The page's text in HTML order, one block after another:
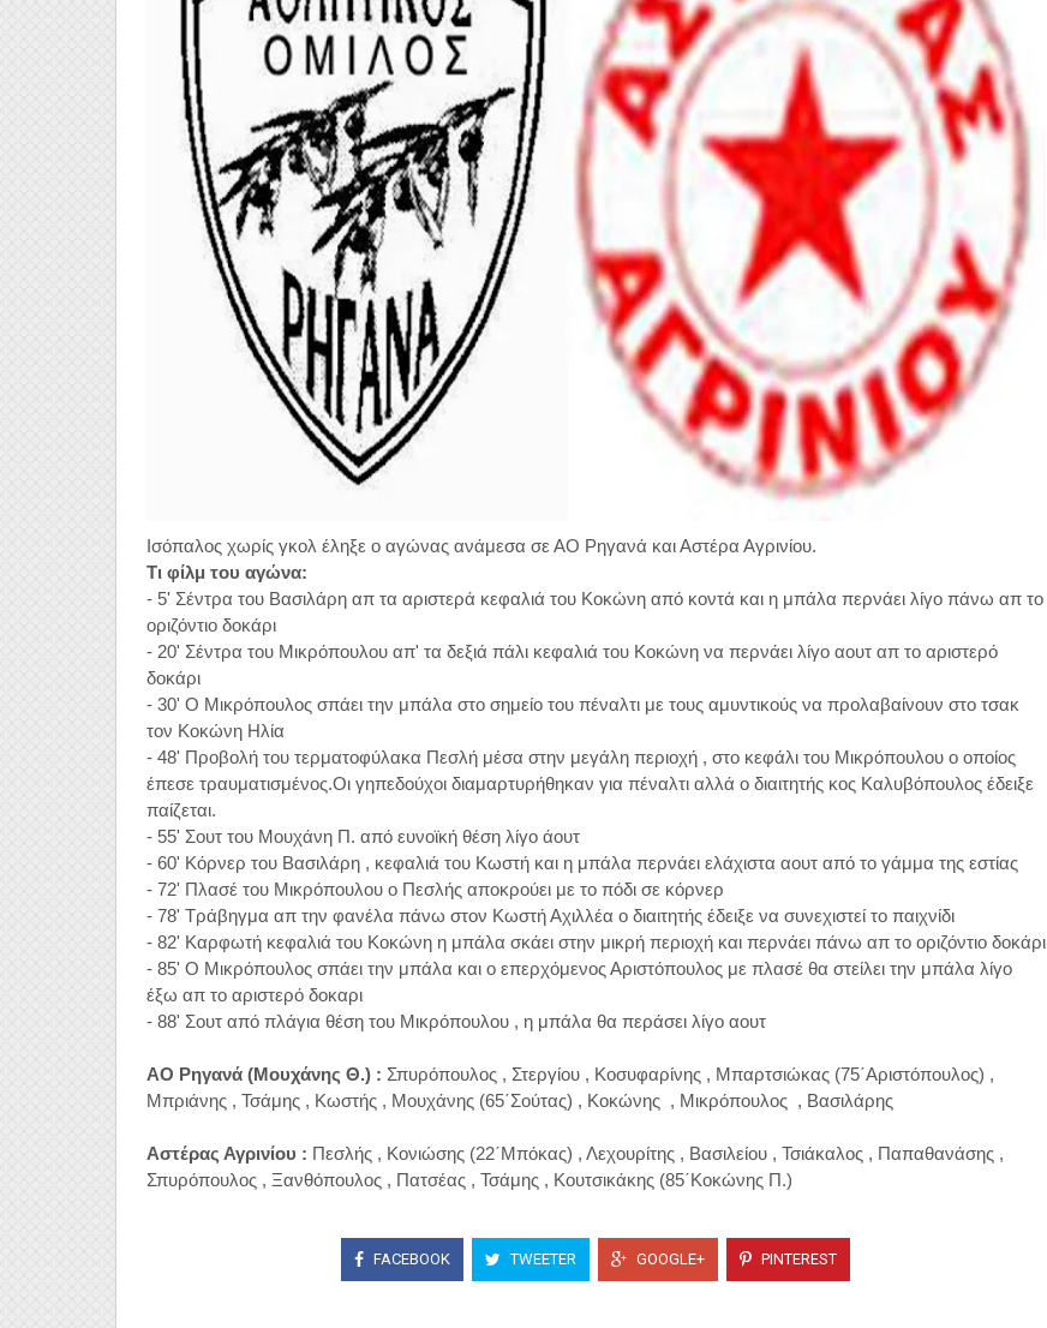
Ισόπαλος χωρίς γκολ έληξε ο αγώνας ανάμεσα σε ΑΟ Ρηγανά και Αστέρα Αγρινίου.
Τι φίλμ του αγώνα:
- 5' Σέντρα του Βασιλάρη απ τα αριστερά κεφαλιά του Κοκώνη από κοντά και η μπάλα περνάει λίγο πάνω απ το
οριζόντιο δοκάρι
- 20' Σέντρα του Μικρόπουλου απ' τα δεξιά πάλι κεφαλιά του Κοκώνη να περνάει λίγο αουτ απ το αριστερό
δοκάρι
- 30' Ο Μικρόπουλος σπάει την μπάλα στο σημείο του πέναλτι με τους αμυντικούς να προλαβαίνουν στο τσακ
τον Κοκώνη Ηλία
- 48' Προβολή του τερματοφύλακα Πεσλή μέσα στην μεγάλη περιοχή , στο κεφάλι του Μικρόπουλου ο οποίος
έπεσε τραυματισμένος.Οι γηπεδούχοι διαμαρτυρήθηκαν για πέναλτι αλλά ο διαιτητής κος Καλυβόπουλος έδειξε
παίζεται.
- 55' Σουτ του Μουχάνη Π. από ευνοϊκή θέση λίγο άουτ
- 60' Κόρνερ του Βασιλάρη , κεφαλιά του Κωστή και η μπάλα περνάει ελάχιστα αουτ από το γάμμα της εστίας
- 72' Πλασέ του Μικρόπουλου ο Πεσλής αποκρούει με το πόδι σε κόρνερ
- 78' Τράβηγμα απ την φανέλα πάνω στον Κωστή Αχιλλέα ο διαιτητής έδειξε να συνεχιστεί το παιχνίδι
- 82' Καρφωτή κεφαλιά του Κοκώνη η μπάλα σκάει στην μικρή περιοχή και περνάει πάνω απ το οριζόντιο δοκάρι
- 85' Ο Μικρόπουλος σπάει την μπάλα και ο επερχόμενος Αριστόπουλος με πλασέ θα στείλει την μπάλα λίγο
έξω απ το αριστερό δοκαρι
- 88' Σουτ από πλάγια θέση του Μικρόπουλου , η μπάλα θα περάσει λίγο αουτ
ΑΟ Ρηγανά (Μουχάνης Θ.) : Σπυρόπουλος , Στεργίου , Κοσυφαρίνης , Μπαρτσιώκας (75΄Αριστόπουλος) ,
Μπριάνης , Τσάμης , Κωστής , Μουχάνης (65΄Σούτας) , Κοκώνης  , Μικρόπουλος  , Βασιλάρης
Αστέρας Αγρινίου : Πεσλής , Κονιώσης (22΄Μπόκας) , Λεχουρίτης , Βασιλείου , Τσιάκαλος , Παπαθανάσης ,
Σπυρόπουλος , Ξανθόπουλος , Πατσέας , Τσάμης , Κουτσικάκης (85΄Κοκώνης Π.)
FACEBOOK TWEETER GOOGLE+ PINTEREST